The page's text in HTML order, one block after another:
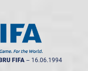
FIFA -- 16.06.1994